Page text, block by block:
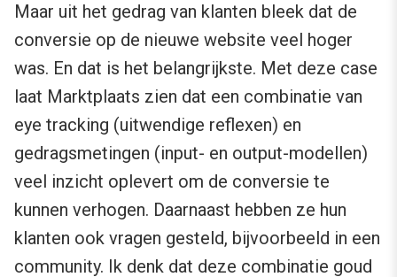
Maar uit het gedrag van klanten bleek dat de
conversie op de nieuwe website veel hoger
was. En dat is het belangrijkste. Met deze case
laat Marktplaats zien dat een combinatie van
eye tracking (uitwendige reflexen) en
gedragsmetingen (input- en output-modellen)
veel inzicht oplevert om de conversie te
kunnen verhogen. Daarnaast hebben ze hun
klanten ook vragen gesteld, bijvoorbeeld in een
community. Ik denk dat deze combinatie goud